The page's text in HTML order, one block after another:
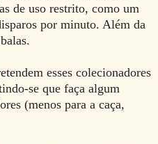
de uso restrito, como um
por minuto. Além da
esses colecionadores
se que faça algum
(menos para a caça,